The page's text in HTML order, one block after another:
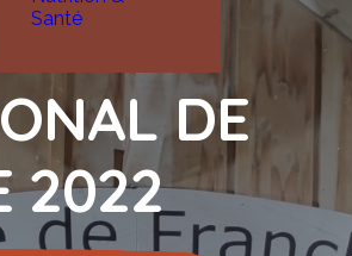
Santé
DE
2022